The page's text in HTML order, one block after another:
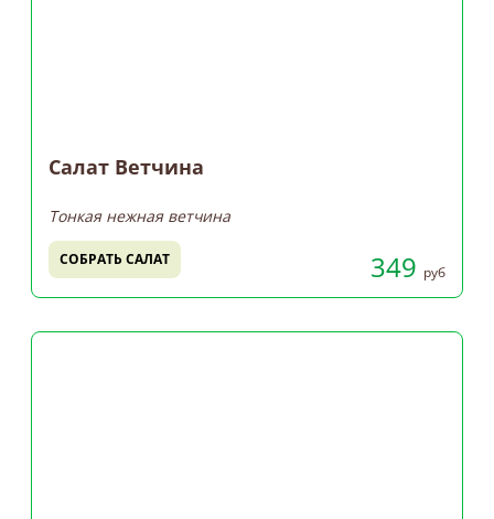
Салат Ветчина
Тонкая нежная ветчина
СОБРАТЬ САЛАТ 349 руб